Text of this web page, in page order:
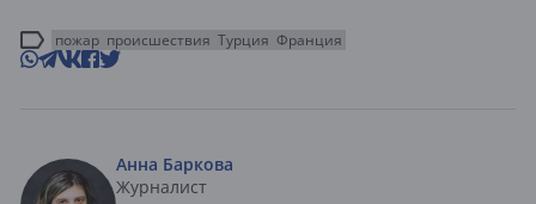
пожар происшествия Турция Франция
Анна Баркова
Журналист